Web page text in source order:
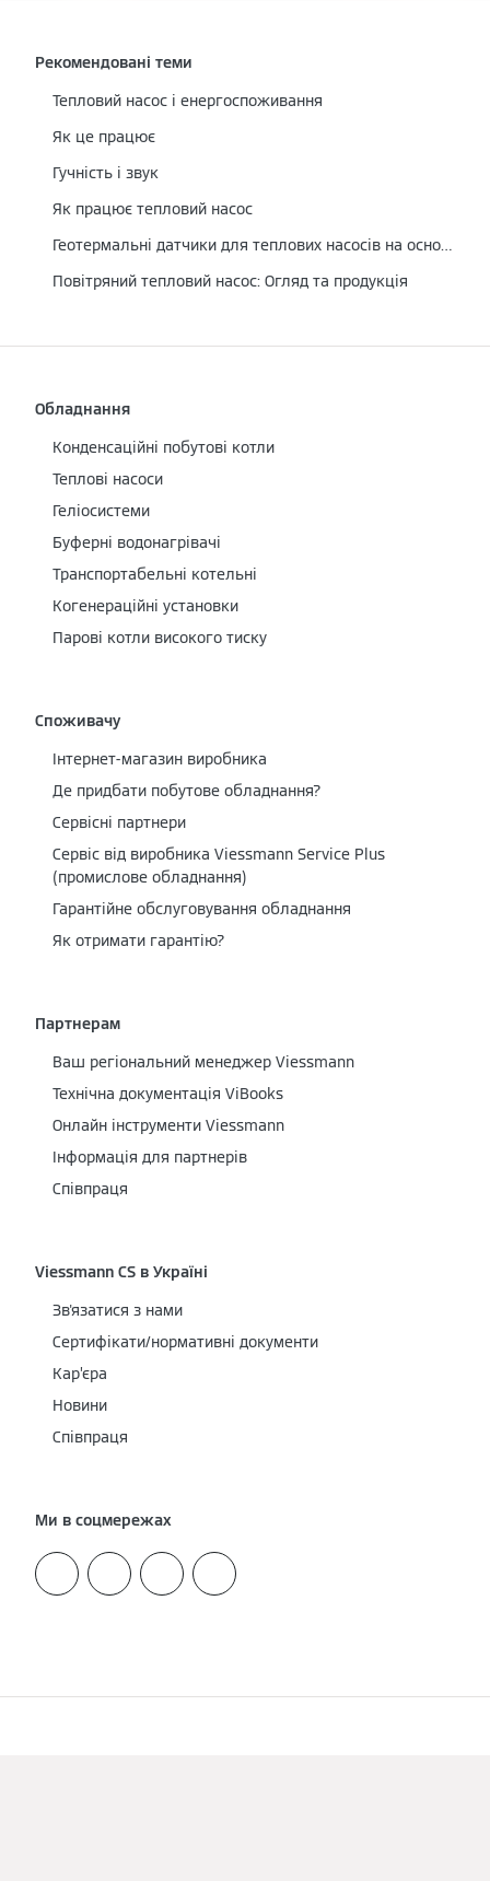
Рекомендовані теми
Тепловий насос і енергоспоживання
Як це працює
Гучність і звук
Як працює тепловий насос
Геотермальні датчики для теплових насосів на основі розсолу/води
Повітряний тепловий насос: Огляд та продукція
Обладнання
Конденсаційні побутові котли
Теплові насоси
Геліосистеми
Буферні водонагрівачі
Транспортабельні котельні
Когенераційні установки
Парові котли високого тиску
Споживачу
Інтернет-магазин виробника
Де придбати побутове обладнання?
Сервісні партнери
Cервіс від виробника Viessmann Service Plus
(промислове обладнання)
Гарантійне обслуговування обладнання
Як отримати гарантію?
Партнерам
Ваш регіональний менеджер Viessmann
Технічна документація ViBooks
Онлайн інструменти Viessmann
Інформація для партнерів
Співпраця
Viessmann CS в Україні
Зв'язатися з нами
Сертифікати/нормативні документи
Кар’єра
Новини
Співпраця
Ми в соцмережах